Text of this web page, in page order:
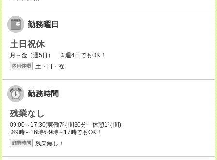
勤務曜日
土日祝休
月～金（週5日） ※週4日でもOK！
休日休暇 土・日・祝
勤務時間
残業なし
09:00～17:30(実働7時間30分 休憩1時間)
※9時～16時や9時～17時でもOK！
残業時間 残業無し！